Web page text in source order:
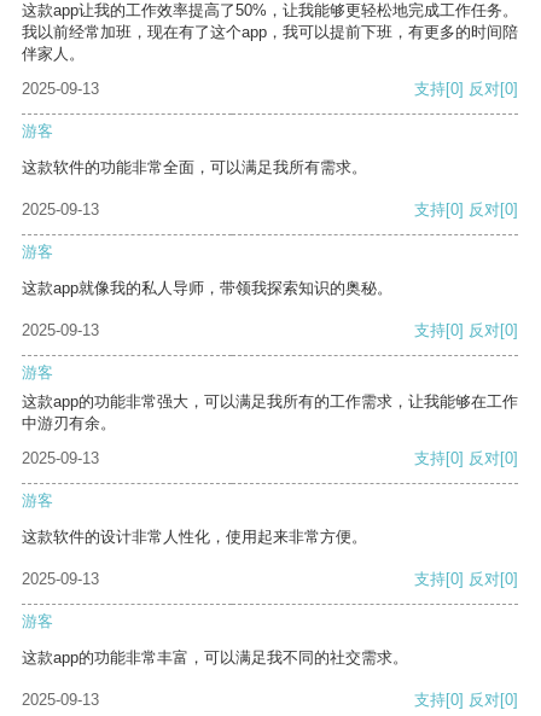
这款app让我的工作效率提高了50%，让我能够更轻松地完成工作任务。
我以前经常加班，现在有了这个app，我可以提前下班，有更多的时间陪
伴家人。
2025-09-13
支持[0] 反对[0]
游客
这款软件的功能非常全面，可以满足我所有需求。
2025-09-13 支持[0] 反对[0]
游客
这款app就像我的私人导师，带领我探索知识的奥秘。
2025-09-13 支持[0] 反对[0]
游客
这款app的功能非常强大，可以满足我所有的工作需求，让我能够在工作
中游刃有余。
2025-09-13
支持[0] 反对[0]
游客
这款软件的设计非常人性化，使用起来非常方便。
2025-09-13 支持[0] 反对[0]
游客
这款app的功能非常丰富，可以满足我不同的社交需求。
2025-09-13 支持[0] 反对[0]